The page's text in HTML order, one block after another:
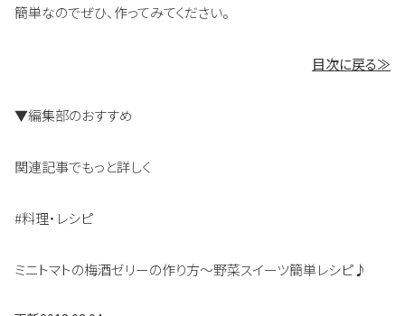
簡単なのでぜひ、作ってみてください。
目次に戻る≫
▼編集部のおすすめ
関連記事でもっと詳しく
#料理・レシピ
ミニトマトの梅酒ゼリーの作り方～野菜スイーツ簡単レシピ♪